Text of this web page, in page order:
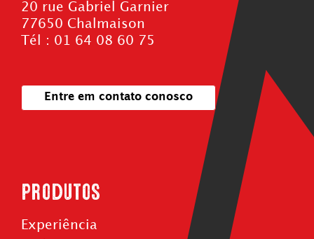
20 rue Gabriel Garnier
77650 Chalmaison
Tél : 01 64 08 60 75
Entre em contato conosco
Produtos
Experiência